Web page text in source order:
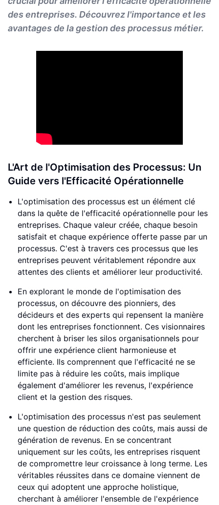
des entreprises. Découvrez l'importance et les
avantages de la gestion des processus métier.
L'Art de l'Optimisation des Processus: Un
Guide vers l'Efficacité Opérationnelle
L'optimisation des processus est un élément clé
dans la quête de l'efficacité opérationnelle pour les
entreprises. Chaque valeur créée, chaque besoin
satisfait et chaque expérience offerte passe par un
processus. C'est à travers ces processus que les
entreprises peuvent véritablement répondre aux
attentes des clients et améliorer leur productivité.
En explorant le monde de l'optimisation des
processus, on découvre des pionniers, des
décideurs et des experts qui repensent la manière
dont les entreprises fonctionnent. Ces visionnaires
cherchent à briser les silos organisationnels pour
offrir une expérience client harmonieuse et
efficiente. Ils comprennent que l'efficacité ne se
limite pas à réduire les coûts, mais implique
également d'améliorer les revenus, l'expérience
client et la gestion des risques.
L'optimisation des processus n'est pas seulement
une question de réduction des coûts, mais aussi de
génération de revenus. En se concentrant
uniquement sur les coûts, les entreprises risquent
de compromettre leur croissance à long terme. Les
véritables réussites dans ce domaine viennent de
ceux qui adoptent une approche holistique,
cherchant à améliorer l'ensemble de l'expérience